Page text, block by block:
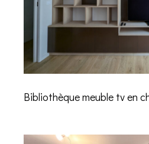
Bibliothèque meuble tv en